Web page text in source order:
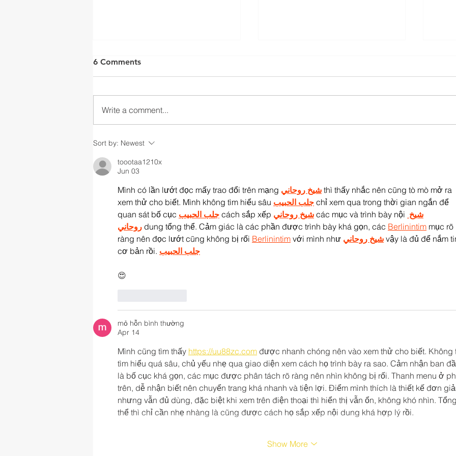
We Need Your Help! Can
for Our Young Gasheads?
6 Comments
Write a comment...
Sort by: Newest
toootaa1210x
Jun 03
Mình có lần lướt đọc mấy trao đổi trên mạng شيخ روحاني thì thấy nhắc nên cũng tò mò mở ra
xem thử cho biết. Mình không tìm hiểu sâu جلب الحبيب chỉ xem qua trong thời gian ngắn để
quan sát bố cục جلب الحبيب cách sắp xếp شيخ روحاني các mục và trình bày nội شيخ
روحاني dung tổng thể. Cảm giác là các phần được trình bày khá gọn, các Berlinintim mục rõ
ràng nên đọc lướt cũng không bị rối Berlinintim với mình như شيخ روحاني vậy là đủ để nắm
cơ bản rồi. جلب الحبيب
😍
mỏ hỗn bình thường
Apr 14
Mình cũng tìm thấy https://uu88zc.com được nhanh chóng nên vào xem thử cho biết. Không
tìm hiểu quá sâu, chủ yếu nhẹ qua giao diện xem cách họ trình bày ra sao. Cảm nhận ban
là bố cục khá gọn, các mục được phân tách rõ ràng nên nhìn không bị rối. Thanh menu ở
trên, dễ nhận biết nên chuyển trang khá nhanh và tiện lợi. Điểm mình thích là thiết kế đơn
nhưng vẫn đủ dùng, đặc biệt khi xem trên điện thoại thì hiển thị vẫn ổn, không khó nhìn. Tổng
thể thì chỉ cần nhẹ nhàng là cũng được cách họ sắp xếp nội dung khá hợp lý rồi.
Show More